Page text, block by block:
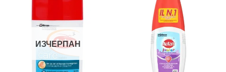
ИЗЧЕРПАН